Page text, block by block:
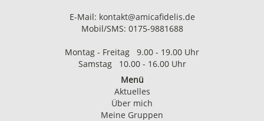
E-Mail: kontakt@amicafidelis.de
Mobil/SMS: 0175-9881688
Montag - Freitag 9.00 - 19.00 Uhr
Samstag 10.00 - 16.00 Uhr
Menü
Aktuelles
Über mich
Meine Gruppen